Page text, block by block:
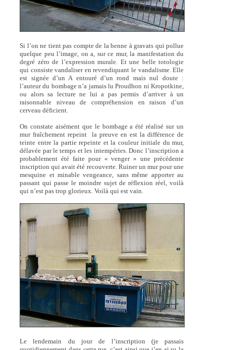
Si l’on ne tient pas compte de la benne à gravats qui pollue
quelque peu l’image, on a, sur ce mur, la manifestation du
degré zéro de l’expression murale. Et une belle totologie
qui consiste vandaliser en revendiquant le vandalisme. Elle
est signée d’un A entouré d’un rond mais nul doute :
l’auteur du bombage n’a jamais lu Proudhon ni Kropotkine,
ou alors sa lecture ne lui a pas permis d’arriver à un
raisonnable niveau de compréhension en raison d’un
cerveau déficient.
On constate aisément que le bombage a été réalisé sur un
mur fraîchement repeint la preuve en est la différence de
teinte entre la partie repeinte et la couleur initiale du mur,
délavée par le temps et les intempéries. Donc l’inscription a
probablement été faite pour « venger » une précédente
inscription qui avait été recouverte. Ruiner un mur pour une
mesquine et minable vengeance, sans même apporter au
passant qui passe le moindre sujet de réflexion réel, voilà
qui n’est pas trop glorieux. Voilà qui est vain.
Le lendemain du jour de l’inscription (je passais